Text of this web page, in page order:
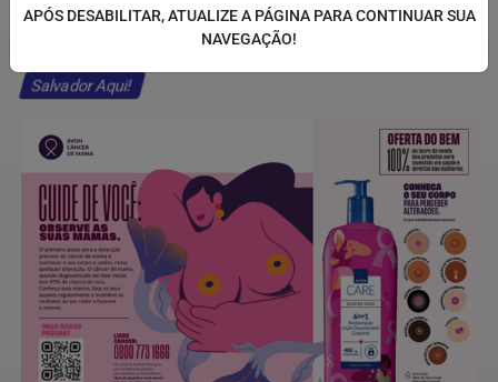
Salvador Aqui!
APÓS DESABILITAR, ATUALIZE A PÁGINA PARA CONTINUAR SUA
NAVEGAÇÃO!